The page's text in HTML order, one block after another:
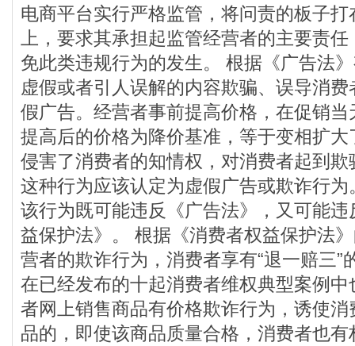
电商平台实行严格监管，将问责的板子打
上，要求其承担起监管经营者的主要责
免此类违规行为的发生。 根据《广告法
虚假或者引人误解的内容欺骗、误导消
假广告。经营者事前提高价格，在促销当
提高后的价格为降价基准，等于变相扩大
侵害了消费者的知情权，对消费者起到欺
这种行为应该认定为虚假广告或欺诈行为
该行为既可能违反《广告法》，又可能违
益保护法》。 根据《消费者权益保护法
营者的欺诈行为，消费者享有“退一赔三”
在已经发布的十起消费者维权典型案例中
者网上销售商品有价格欺诈行为，诱使消
品的，即使该商品质量合格，消费者也有